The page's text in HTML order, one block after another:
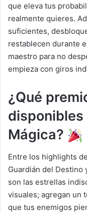
que eleva tus
realmente quieres.
suficientes,
restablecen durante
maestro para no
empieza con giros
¿Qué
disponibles
Mágica?
Entre los highlights
Guardián del Destino
son las estrellas
visuales; agregan un
que tus enemigos